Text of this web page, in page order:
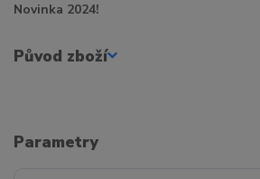
Novinka 2024!
Původ zboží
Parametry